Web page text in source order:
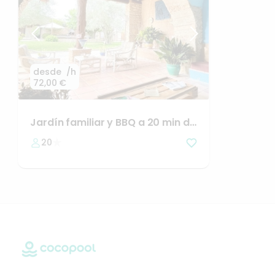
desde
72,00 €
/h
Jardín familiary BBQ a 20 min de
Girona
20